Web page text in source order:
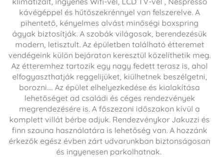
kávégéppel és hűtőszekrénnyel van felszerelve. A
pihentető, kényelmes alvást minőségi boxspring
ágyak biztosítják. A szobák világosak, berendezésük
modern, letisztult. Az épületben található étteremet
vendégeink külön bejáraton keresztül közelíthetik meg.
Az étteremhez tartozik egy nagy fedett terasz is, ahol
elfogyaszthatják reggelijüket, kiülhetnek beszélgetni,
borozni.... Az épület elhelyezkedése és kialakítása
lehetőséget ad családi és céges rendezvények
megrendezésére is. A főszezoni időszakon kívül a
komplett villát bérbe adjuk. Rendezvénykor Jakuzzi és
finn szauna használatára is lehetőség van. A hozzánk
érkezők egész évben zárt udvarunkban biztonságosan
és ingyenesen parkolhatnak.